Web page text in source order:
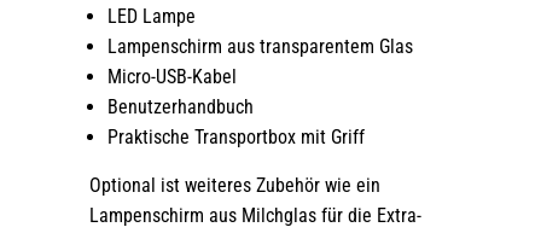
LED Lampe
Lampenschirm aus transparentem Glas
Micro-USB-Kabel
Benutzerhandbuch
Praktische Transportbox mit Griff
Optional ist weiteres Zubehör wie ein
Lampenschirm aus Milchglas für die Extra-